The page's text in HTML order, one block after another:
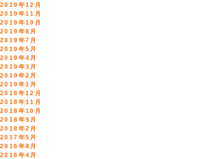
2019年12月
2019年11月
2019年10月
2019年8月
2019年7月
2019年5月
2019年4月
2019年3月
2019年2月
2019年1月
2018年12月
2018年11月
2018年10月
2018年9月
2018年2月
2017年5月
2016年8月
2016年4月